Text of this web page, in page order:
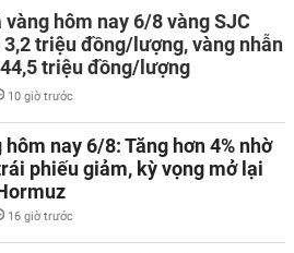
vàng hôm nay 6/8 vàng SJC
3,2 triệu đồng/lượng, vàng nhẫn
triệu đồng/lượng
10 giờ trước
hôm nay 6/8: Tăng hơn 4% nhờ
phiếu giảm, kỳ vọng mở lại
16 giờ trước